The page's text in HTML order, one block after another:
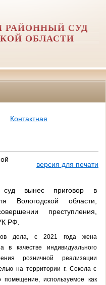
РАЙОННЫЙ СУД
ОБЛАСТИ
Контактная
версия для печати
суд вынес приговор в
Вологодской области,
преступления,
РФ.
дела, с 2021 года жена
в качестве индивидуального
розничной реализации
на территории г. Сокола с
используемое как